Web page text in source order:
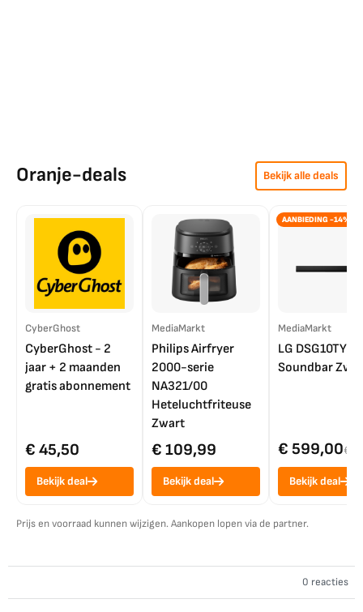
Oranje-deals Bekijk alle deals
CyberGhost
CyberGhost - 2
jaar + 2 maanden
gratis abonnement
€ 45,50
Bekijk deal
MediaMarkt
Philips Airfryer
2000-serie
NA321/00
Heteluchtfriteuse
Zwart
€ 109,99
Bekijk deal
AANBIEDING -14%
MediaMarkt
LG DSG10TY
Soundbar
€ 599,00€
Bekijk deal
Prijs en voorraad kunnen wijzigen. Aankopen lopen via de partner.
0 reacties